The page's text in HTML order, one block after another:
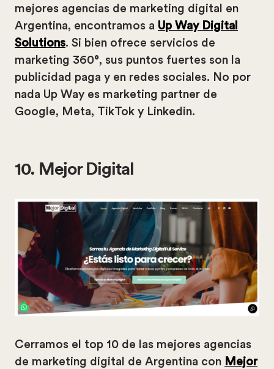
mejores agencias de marketing digital en
Argentina, encontramos a Up Way Digital
Solutions. Si bien ofrece servicios de
marketing 360°, sus puntos fuertes son la
publicidad paga y en redes sociales. No por
nada Up Way es marketing partner de
Google, Meta, TikTok y Linkedin.
10. Mejor Digital
Cerramos el top 10 de las mejores agencias
de marketing digital de Argentina con Mejor